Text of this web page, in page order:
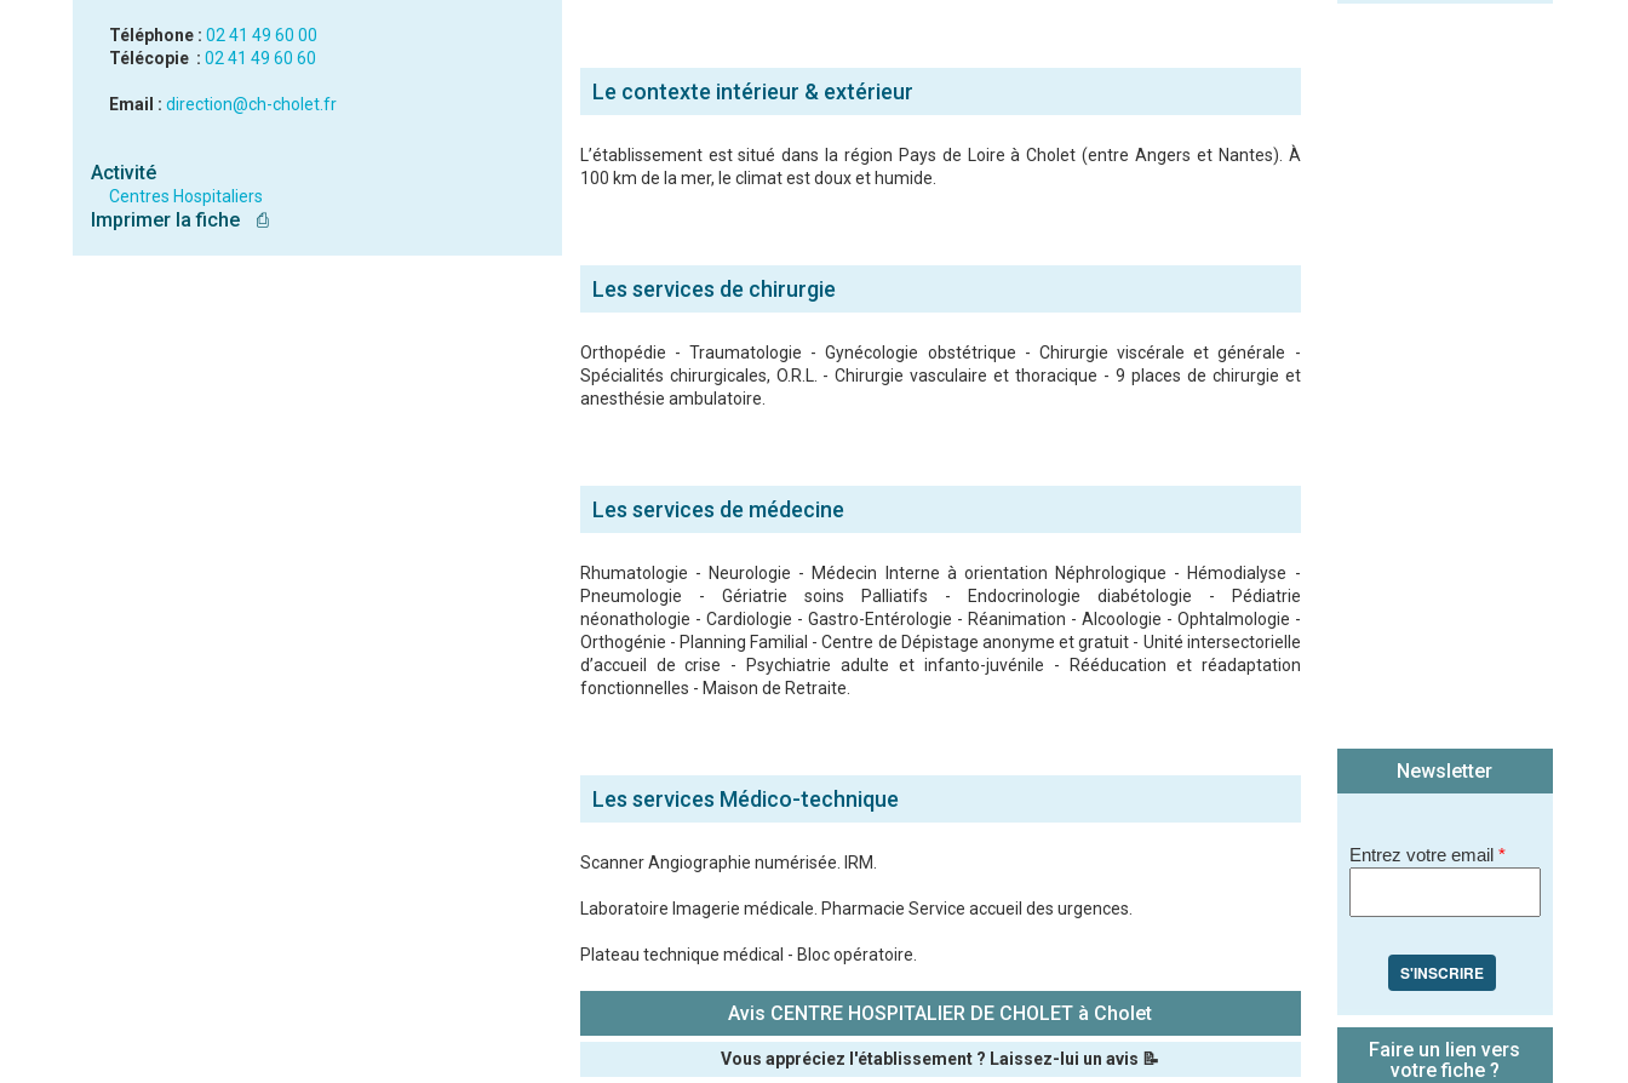
Téléphone : 02 41 49 60 00
Télécopie : 02 41 49 60 60
Email : direction@ch-cholet.fr
Activité
Centres Hospitaliers
Imprimer la fiche ⎙
Le contexte intérieur & extérieur
L’établissement est situé dans la région Pays de Loire à Cholet (entre Angers et Nantes). À
100 km de la mer, le climat est doux et humide.
Les services de chirurgie
Orthopédie - Traumatologie - Gynécologie obstétrique - Chirurgie viscérale et générale -
Spécialités chirurgicales, O.R.L. - Chirurgie vasculaire et thoracique - 9 places de chirurgie et
anesthésie ambulatoire.
Les services de médecine
Rhumatologie - Neurologie - Médecin Interne à orientation Néphrologique - Hémodialyse -
Pneumologie - Gériatrie soins Palliatifs - Endocrinologie diabétologie - Pédiatrie
néonathologie - Cardiologie - Gastro-Entérologie - Réanimation - Alcoologie - Ophtalmologie -
Orthogénie - Planning Familial - Centre de Dépistage anonyme et gratuit - Unité intersectorielle
d’accueil de crise - Psychiatrie adulte et infanto-juvénile - Rééducation et réadaptation
fonctionnelles - Maison de Retraite.
Les services Médico-technique
Scanner Angiographie numérisée. IRM.
Laboratoire Imagerie médicale. Pharmacie Service accueil des urgences.
Plateau technique médical - Bloc opératoire.
Avis CENTRE HOSPITALIER DE CHOLET à Cholet
Vous appréciez l'établissement ? Laissez-lui un avis 📝
Newsletter
Entrez votre email *
S'INSCRIRE
Faire un lien vers
votre fiche ?